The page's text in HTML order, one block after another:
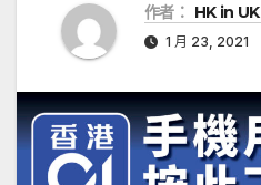
作者： HK in UK
1 月 23, 2021